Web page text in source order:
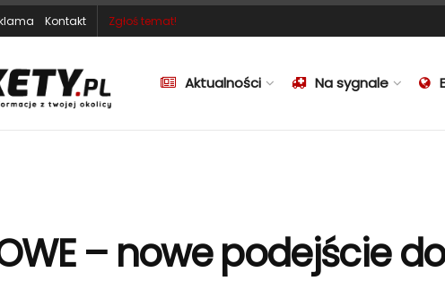
Kontakt Zgłoś temat!
Aktualności Na sygnale
– nowe podejście